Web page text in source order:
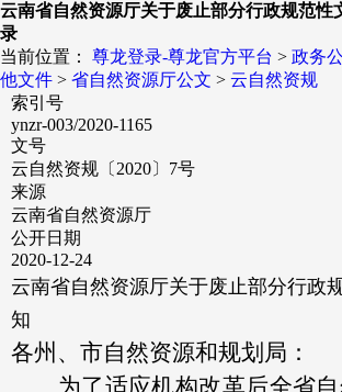
云南省自然资源厅关于废止部分行政规范性
录
当前位置： 尊龙登录-尊龙官方平台 > 政务
他文件 > 省自然资源厅公文 > 云自然资规
索引号
ynzr-003/2020-1165
文号
云自然资规〔2020〕7号
来源
云南省自然资源厅
公开日期
2020-12-24
云南省自然资源厅关于废止部分行政
知
各州、市自然资源和规划局：
为了适应机构改革后全省